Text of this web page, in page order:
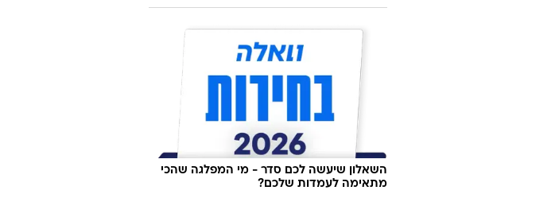
השאלון שיעשה לכם סדר - מי המפלגה שהכי
מתאימה לעמדות שלכם?